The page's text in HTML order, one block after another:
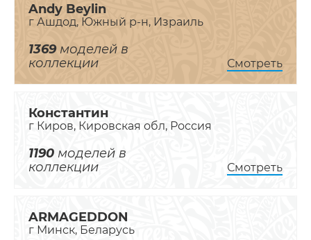
Andy Beylin
г Ашдод, Южный р-н, Израиль
1369моделей в
коллекции
Смотреть
Константин
г Киров, Кировская обл, Россия
1190 моделей в
коллекции
Смотреть
ARMAGEDDON
г Минск, Беларусь